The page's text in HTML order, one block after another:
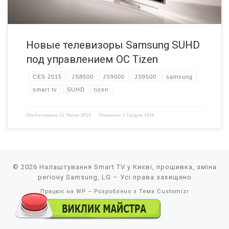
Новые телевизоры Samsung SUHD
под управлением ОС Tizen
CES 2015 JS8500 JS9000 JS9500 samsung
smart tv SUHD tizen
Опубліковано 31 Липня 2015 Оновлено 1 Грудня 2016
© 2026 Налаштування Smart TV у Києві, прошивка, зміна
регіону Samsung, LG – Усі права захищено
Працює на WP – Розроблено з Тема Customizr